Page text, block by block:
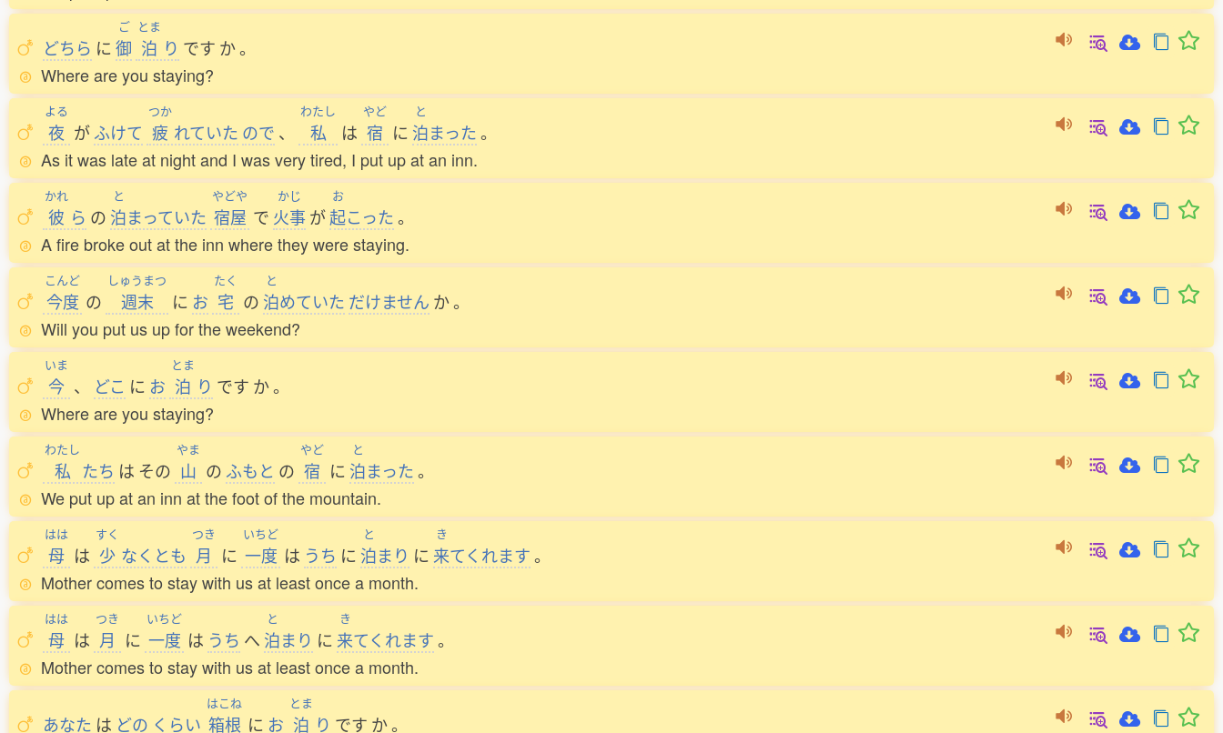
どちら に
ご
御
とま
泊 り です か。
Where are you staying?
よる
夜 がふけて
つか
疲 れていた ので 、
わたし
私 は
やど
宿 に
と
泊まった 。
As it was late at night and I was very tired, I put up at an inn.
かれ
彼 ら の
と
泊まっていた
やどや
宿屋 で
かじ
火事が
お
起こった 。
A fire broke out at the inn where they were staying.
こんど
今度 の
しゅうまつ
週末 に お
たく
宅 の
と
泊めていた だけません か。
Will you put us up for the weekend?
いま
今 、 どこ に お
とま
泊 り です か。
Where are you staying?
わたし
私 たち は その
やま
山 の ふもと の
やど
宿 に
と
泊まった 。
We put up at an inn at the foot of the mountain.
はは
母 は
すく
少 なくとも
つき
月 に
いちど
一度 は うち に
と
泊まり に
き
来てくれます。
Mother comes to stay with us at least once a month.
はは
母 は
つき
月 に
いちど
一度 は うち へ
と
泊まり に
き
来てくれます。
Mother comes to stay with us at least once a month.
あなた は どの くらい
はこね
箱根 に お
とま
泊 り です か。